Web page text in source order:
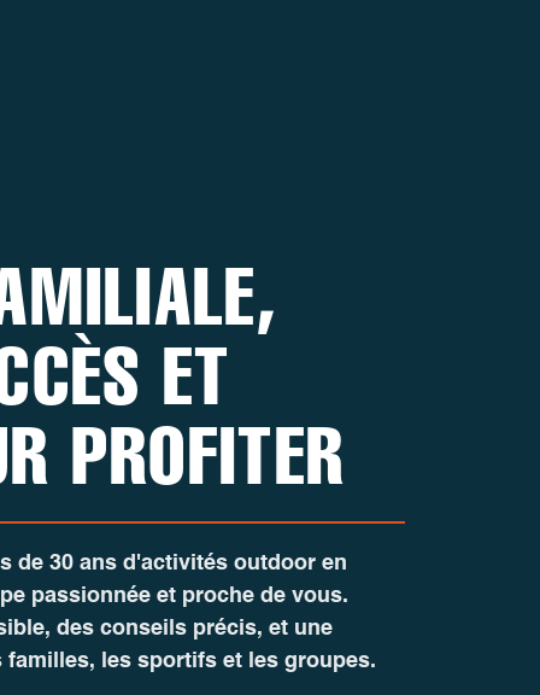
ET
PROFITER
de 30 ans d'activités outdoor en
passionnée et proche de vous.
des conseils précis, et une
les sportifs et les groupes.